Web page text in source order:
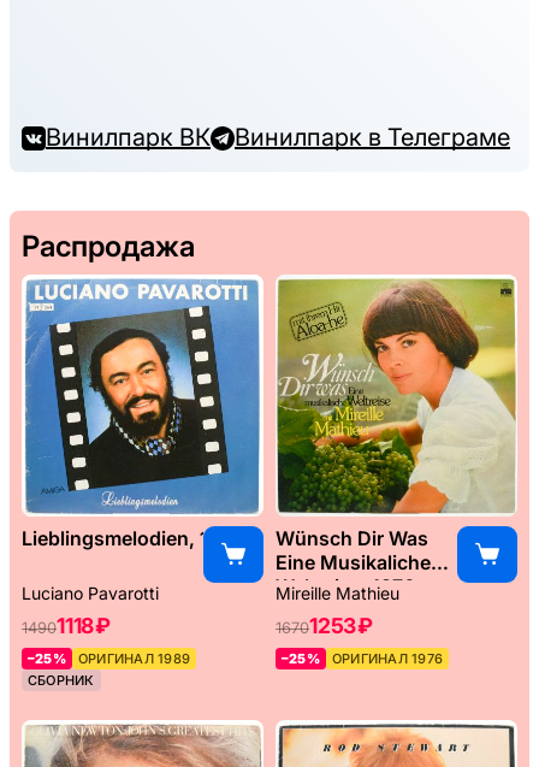
Винилпарк ВК Винилпарк в Телеграме
Распродажа
Lieblingsmelodien, 1989
Luciano Pavarotti
14901118 ₽
–25%
ОРИГИНАЛ 1989
СБОРНИК
Wünsch Dir Was
Eine Musikaliche
Weltreise, 1976
Mireille Mathieu
16701253 ₽
–25% ОРИГИНАЛ 1976